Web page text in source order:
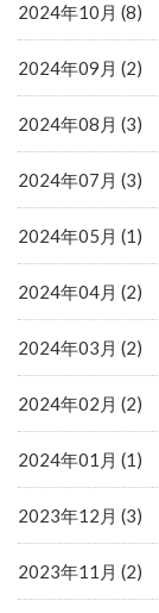
2024年10月 (8)
2024年09月 (2)
2024年08月 (3)
2024年07月 (3)
2024年05月 (1)
2024年04月 (2)
2024年03月 (2)
2024年02月 (2)
2024年01月 (1)
2023年12月 (3)
2023年11月 (2)